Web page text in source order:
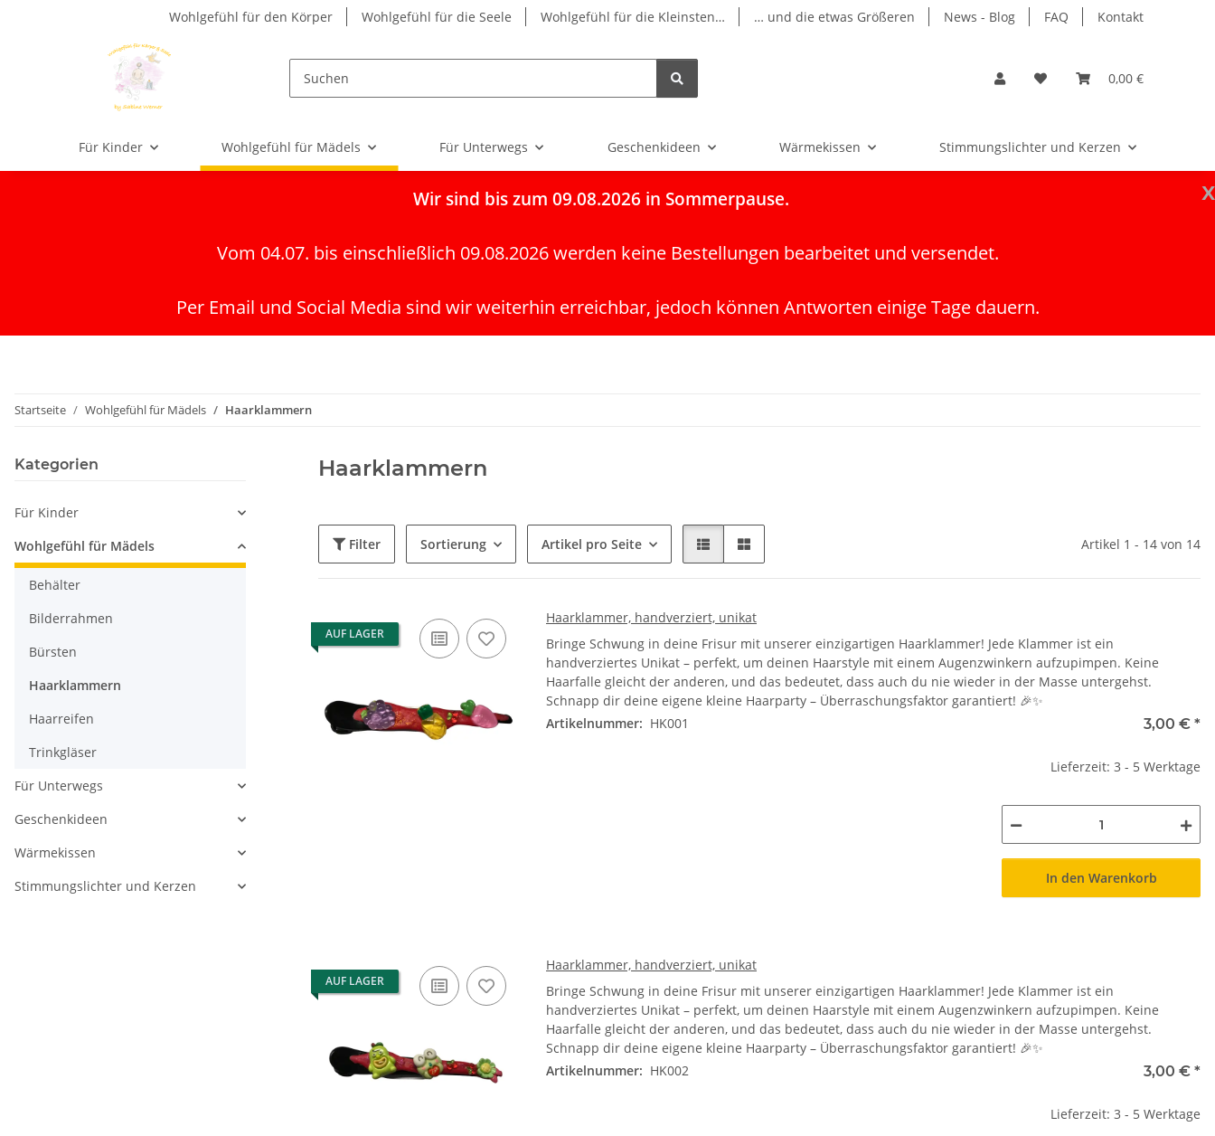
Wohlgefühl für den Körper Wohlgefühl für die Seele Wohlgefühl für die Kleinsten… … und die etwas Größeren News - Blog FAQ Kontakt
0,00 €
Für Kinder Wohlgefühl für Mädels Für Unterwegs Geschenkideen Wärmekissen Stimmungslichter und Kerzen
x
Wir sind bis zum 09.08.2026 in Sommerpause.
Vom 04.07. bis einschließlich 09.08.2026 werden keine Bestellungen bearbeitet und versendet.
Per Email und Social Media sind wir weiterhin erreichbar, jedoch können Antworten einige Tage dauern.
Startseite Wohlgefühl für Mädels Haarklammern
Haarklammern
Filter Sortierung Artikel pro Seite Artikel 1 - 14 von 14
AUF LAGER
Haarklammer, handverziert, unikat
Bringe Schwung in deine Frisur mit unserer einzigartigen Haarklammer! Jede Klammer ist ein
handverziertes Unikat – perfekt, um deinen Haarstyle mit einem Augenzwinkern aufzupimpen. Keine
Haarfalle gleicht der anderen, und das bedeutet, dass auch du nie wieder in der Masse untergehst.
Schnapp dir deine eigene kleine Haarparty – Überraschungsfaktor garantiert! 🎉✨
Artikelnummer: HK001 3,00 € *
Lieferzeit: 3 - 5 Werktage
In den Warenkorb
AUF LAGER
Haarklammer, handverziert, unikat
Bringe Schwung in deine Frisur mit unserer einzigartigen Haarklammer! Jede Klammer ist ein
handverziertes Unikat – perfekt, um deinen Haarstyle mit einem Augenzwinkern aufzupimpen. Keine
Haarfalle gleicht der anderen, und das bedeutet, dass auch du nie wieder in der Masse untergehst.
Schnapp dir deine eigene kleine Haarparty – Überraschungsfaktor garantiert! 🎉✨
Artikelnummer: HK002 3,00 € *
Lieferzeit: 3 - 5 Werktage
Kategorien
Für Kinder
Wohlgefühl für Mädels
Behälter
Bilderrahmen
Bürsten
Haarklammern
Haarreifen
Trinkgläser
Für Unterwegs
Geschenkideen
Wärmekissen
Stimmungslichter und Kerzen